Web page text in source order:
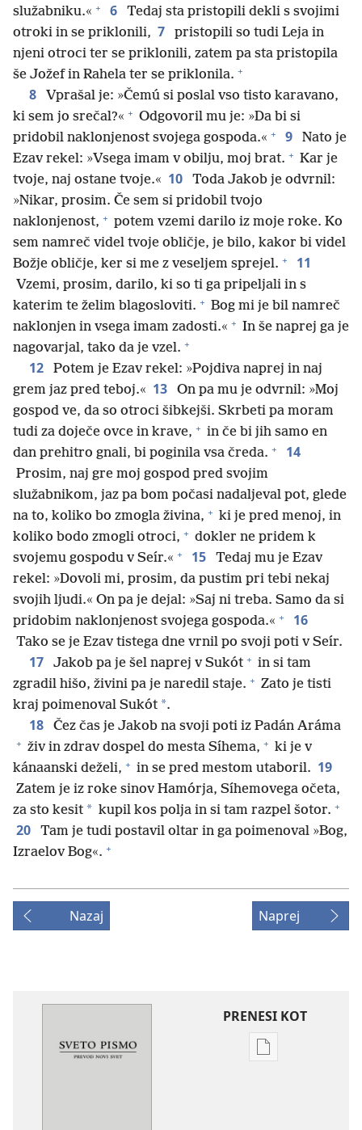
služabniku.« + 6
Tedaj sta pristopili dekli s svojimi
otroki in se priklonili, 7
pristopili so tudi Leja in
njeni otroci ter se priklonili, zatem pa sta pristopila
še Jožef in Rahela ter se priklonila. +
8
Vprašal je: »Čemú si poslal vso tisto karavano,
ki sem jo srečal?« + Odgovoril mu je: »Da bi si
pridobil naklonjenost svojega gospoda.« + 9
Nato je
Ezav rekel: »Vsega imam v obilju, moj brat. + Kar je
tvoje, naj ostane tvoje.« 10
Toda Jakob je odvrnil:
»Nikar, prosim. Če sem si pridobil tvojo
naklonjenost, + potem vzemi darilo iz moje roke. Ko
sem namreč videl tvoje obličje, je bilo, kakor bi videl
Božje obličje, ker si me z veseljem sprejel. + 11
Vzemi, prosim, darilo, ki so ti ga pripeljali in s
katerim te želim blagosloviti. + Bog mi je bil namreč
naklonjen in vsega imam zadosti.« + In še naprej ga je
nagovarjal, tako da je vzel. +
12
Potem je Ezav rekel: »Pojdiva naprej in naj
grem jaz pred teboj.« 13
On pa mu je odvrnil: »Moj
gospod ve, da so otroci šibkejši. Skrbeti pa moram
tudi za doječe ovce in krave, + in če bi jih samo en
dan prehitro gnali, bi poginila vsa čreda. + 14
Prosim, naj gre moj gospod pred svojim
služabnikom, jaz pa bom počasi nadaljeval pot, glede
na to, koliko bo zmogla živina, + ki je pred menoj, in
koliko bodo zmogli otroci, + dokler ne pridem k
svojemu gospodu v Seír.« + 15
Tedaj mu je Ezav
rekel: »Dovoli mi, prosim, da pustim pri tebi nekaj
svojih ljudi.« On pa je dejal: »Saj ni treba. Samo da si
pridobim naklonjenost svojega gospoda.« + 16
Tako se je Ezav tistega dne vrnil po svoji poti v Seír.
17 Jakob pa je šel naprej v Sukót + in si tam
zgradil hišo, živini pa je naredil staje. + Zato je tisti
kraj poimenoval Sukót *.
18 Čez čas je Jakob na svoji poti iz Padán Aráma
+ živ in zdrav dospel do mesta Síhema, + ki je v
kánaanski deželi, + in se pred mestom utaboril. 19
Zatem je iz roke sinov Hamórja, Síhemovega očeta,
za sto kesit * kupil kos polja in si tam razpel šotor. +
20
Tam je tudi postavil oltar in ga poimenoval »Bog,
Izraelov Bog«. +
Nazaj Naprej
PRENESI KOT
Možnosti